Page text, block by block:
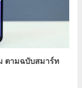
ตามฉบับสมาร์ท